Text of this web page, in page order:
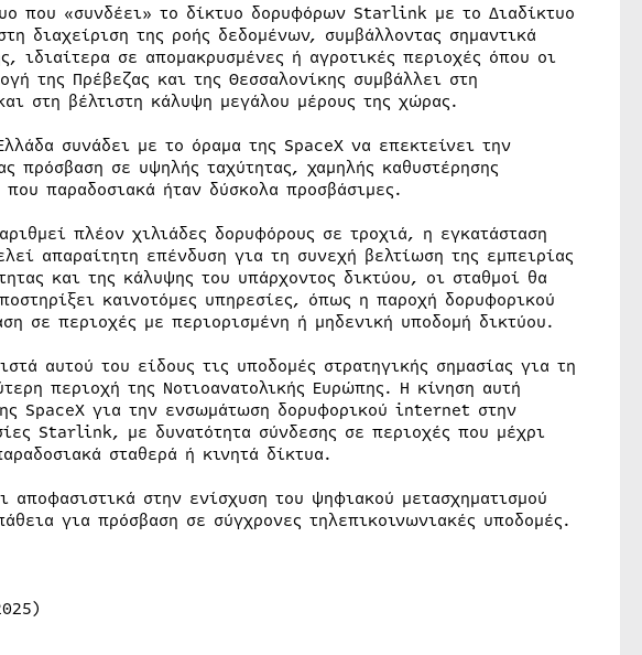
που «συνδέει» το δίκτυο δορυφόρων Starlink με το Διαδίκτυο
διαχείριση της ροής δεδομένων, συμβάλλοντας σημαντικά
ιδιαίτερα σε απομακρυσμένες ή αγροτικές περιοχές όπου οι
της Πρέβεζας και της Θεσσαλονίκης συμβάλλει στη
στη βέλτιστη κάλυψη μεγάλου μέρους της χώρας.
συνάδει με το όραμα της SpaceX να επεκτείνει την
σε υψηλής ταχύτητας, χαμηλής καθυστέρησης
παραδοσιακά ήταν δύσκολα προσβάσιμες.
πλέον χιλιάδες δορυφόρους σε τροχιά, η εγκατάσταση
απαραίτητη επένδυση για τη συνεχή βελτίωση της εμπειρίας
και της κάλυψης του υπάρχοντος δικτύου, οι σταθμοί θα
καινοτόμες υπηρεσίες, όπως η παροχή δορυφορικού
σε περιοχές με περιορισμένη ή μηδενική υποδομή δικτύου.
αυτού του είδους τις υποδομές στρατηγικής σημασίας για τη
περιοχή της Νοτιοανατολικής Ευρώπης. Η κίνηση αυτή
SpaceX για την ενσωμάτωση δορυφορικού internet στην
Starlink, με δυνατότητα σύνδεσης σε περιοχές που μέχρι
σταθερά ή κινητά δίκτυα.
στην ενίσχυση του ψηφιακού μετασχηματισμού
για πρόσβαση σε σύγχρονες τηλεπικοινωνιακές υποδομές.